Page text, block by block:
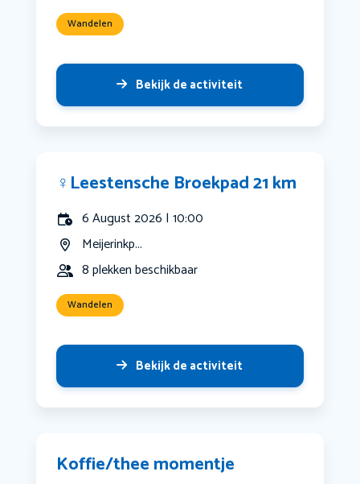
Wandelen
Bekijk de activiteit
‍♀️Leestensche Broekpad 21 km
6 August 2026 | 10:00
Meijerinkp...
8 plekken beschikbaar
Wandelen
Bekijk de activiteit
Koffie/thee momentje